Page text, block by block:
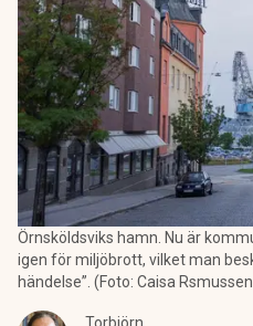
Örnsköldsviks hamn. Nu är
igen för miljöbrott, vilket man
händelse”. (Foto: Caisa